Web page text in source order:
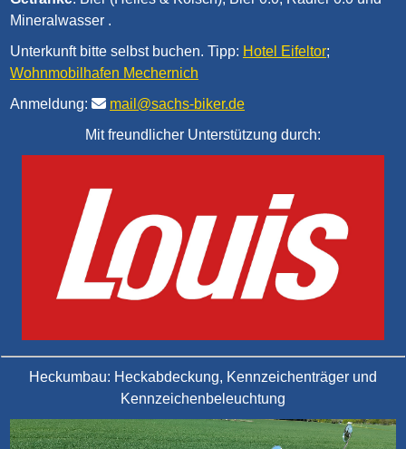
Mineralwasser .
Unterkunft bitte selbst buchen. Tipp: Hotel Eifeltor;
Wohnmobilhafen Mechernich
Anmeldung:
mail@sachs-biker.de
Mit freundlicher Unterstützung durch:
Heckumbau: Heckabdeckung, Kennzeichenträger und
Kennzeichenbeleuchtung